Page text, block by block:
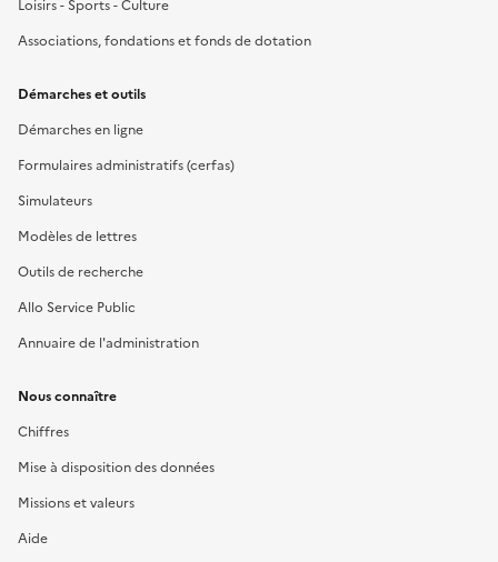
Loisirs - Sports - Culture
Associations, fondations et fonds de dotation
Démarches et outils
Démarches en ligne
Formulaires administratifs (cerfas)
Simulateurs
Modèles de lettres
Outils de recherche
Allo Service Public
Annuaire de l'administration
Nous connaître
Chiffres
Mise à disposition des données
Missions et valeurs
Aide